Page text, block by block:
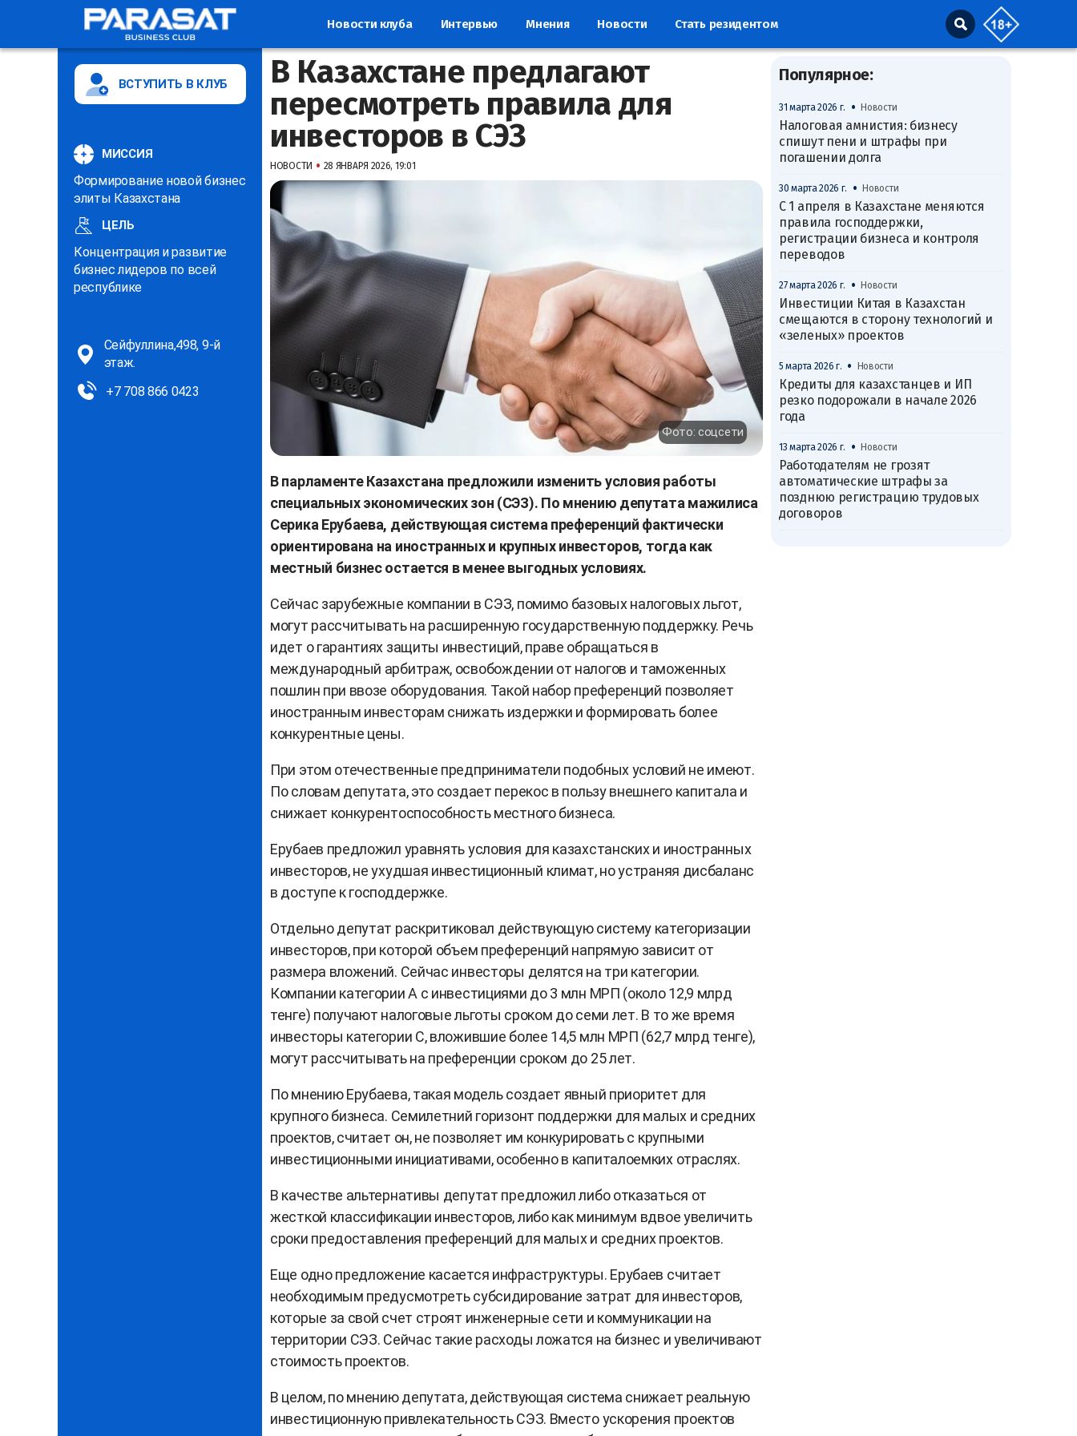
Новости клуба Интервью Мнения Новости Стать резидентом
ВСТУПИТЬ В КЛУБ
МИССИЯ
Формирование новой бизнес
элиты Казахстана
ЦЕЛЬ
Концентрация и развитие
бизнес лидеров по всей
республике
Сейфуллина,498, 9-й
этаж.
+7 708 866 0423
В Казахстане предлагают
пересмотреть правила для
инвесторов в СЭЗ
НОВОСТИ • 28 ЯНВАРЯ 2026, 19:01
Фото: соцсети
В парламенте Казахстана предложили изменить условия работы
специальных экономических зон (СЭЗ). По мнению депутата мажилиса
Серика Ерубаева, действующая система преференций фактически
ориентирована на иностранных и крупных инвесторов, тогда как
местный бизнес остается в менее выгодных условиях.
Сейчас зарубежные компании в СЭЗ, помимо базовых налоговых льгот,
могут рассчитывать на расширенную государственную поддержку. Речь
идет о гарантиях защиты инвестиций, праве обращаться в
международный арбитраж, освобождении от налогов и таможенных
пошлин при ввозе оборудования. Такой набор преференций позволяет
иностранным инвесторам снижать издержки и формировать более
конкурентные цены.
При этом отечественные предприниматели подобных условий не имеют.
По словам депутата, это создает перекос в пользу внешнего капитала и
снижает конкурентоспособность местного бизнеса.
Ерубаев предложил уравнять условия для казахстанских и иностранных
инвесторов, не ухудшая инвестиционный климат, но устраняя дисбаланс
в доступе к господдержке.
Отдельно депутат раскритиковал действующую систему категоризации
инвесторов, при которой объем преференций напрямую зависит от
размера вложений. Сейчас инвесторы делятся на три категории.
Компании категории А с инвестициями до 3 млн МРП (около 12,9 млрд
тенге) получают налоговые льготы сроком до семи лет. В то же время
инвесторы категории С, вложившие более 14,5 млн МРП (62,7 млрд тенге),
могут рассчитывать на преференции сроком до 25 лет.
По мнению Ерубаева, такая модель создает явный приоритет для
крупного бизнеса. Семилетний горизонт поддержки для малых и средних
проектов, считает он, не позволяет им конкурировать с крупными
инвестиционными инициативами, особенно в капиталоемких отраслях.
В качестве альтернативы депутат предложил либо отказаться от
жесткой классификации инвесторов, либо как минимум вдвое увеличить
сроки предоставления преференций для малых и средних проектов.
Еще одно предложение касается инфраструктуры. Ерубаев считает
необходимым предусмотреть субсидирование затрат для инвесторов,
которые за свой счет строят инженерные сети и коммуникации на
территории СЭЗ. Сейчас такие расходы ложатся на бизнес и увеличивают
стоимость проектов.
В целом, по мнению депутата, действующая система снижает реальную
инвестиционную привлекательность СЭЗ. Вместо ускорения проектов
Популярное:
31 марта 2026 г. • Новости
Налоговая амнистия: бизнесу
спишут пени и штрафы при
погашении долга
30 марта 2026 г. • Новости
С 1 апреля в Казахстане меняются
правила господдержки,
регистрации бизнеса и контроля
переводов
27 марта 2026 г. • Новости
Инвестиции Китая в Казахстан
смещаются в сторону технологий и
«зеленых» проектов
5 марта 2026 г. • Новости
Кредиты для казахстанцев и ИП
резко подорожали в начале 2026
года
13 марта 2026 г. • Новости
Работодателям не грозят
автоматические штрафы за
позднюю регистрацию трудовых
договоров